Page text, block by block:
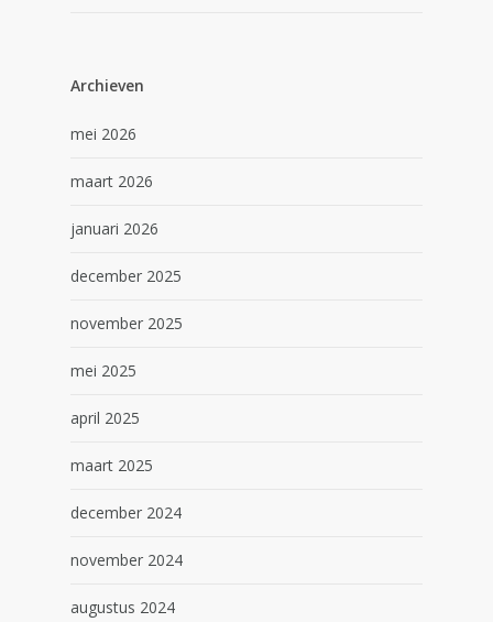
Archieven
mei 2026
maart 2026
januari 2026
december 2025
november 2025
mei 2025
april 2025
maart 2025
december 2024
november 2024
augustus 2024